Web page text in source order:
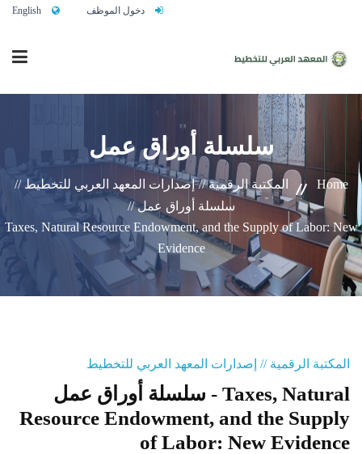
دخول الموظف English
الرئيسية
من نحن
خدماتنا
تواصلوا معنا
المنصة التدريبية
سلسلة أوراق عمل
Home المكتبة الرقمية // إصدارات المعهد العربي للتخطيط //
سلسلة أوراق عمل //
Taxes, Natural Resource Endowment, and the Supply of Labor: New
Evidence
المكتبة الرقمية // إصدارات المعهد العربي للتخطيط
سلسلة أوراق عمل - Taxes, Natural
Resource Endowment, and the Supply
of Labor: New Evidence